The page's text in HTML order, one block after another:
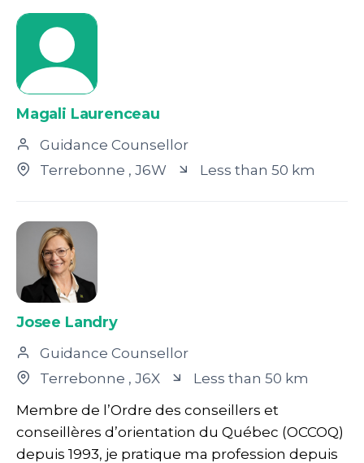
Magali Laurenceau
Guidance Counsellor
Terrebonne , J6W Less than 50 km
Josee Landry
Guidance Counsellor
Terrebonne , J6X
Less than 50 km
Membre de l’Ordre des conseillers et
conseillères d’orientation du Québec (OCCOQ)
depuis 1993, je pratique ma profession depuis